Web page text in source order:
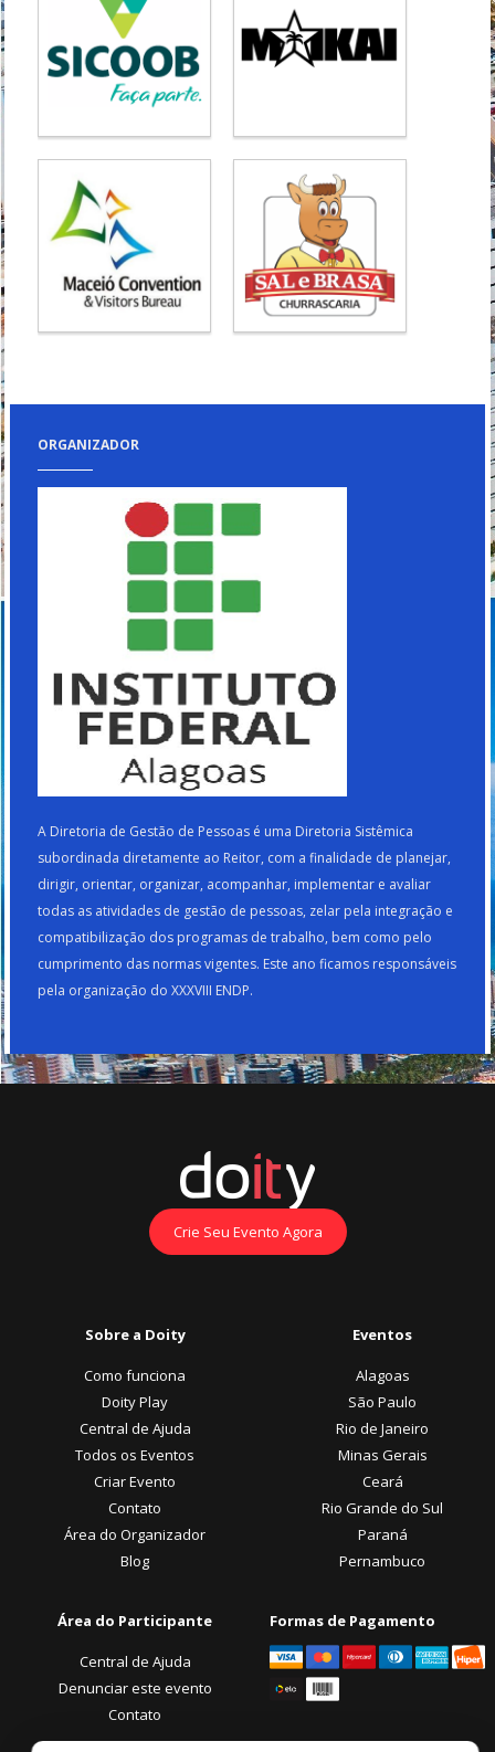
ORGANIZADOR
A Diretoria de Gestão de Pessoas é uma Diretoria Sistêmica
subordinada diretamente ao Reitor, com a finalidade de planejar,
dirigir, orientar, organizar, acompanhar, implementar e avaliar
todas as atividades de gestão de pessoas, zelar pela integração e
compatibilização dos programas de trabalho, bem como pelo
cumprimento das normas vigentes. Este ano ficamos responsáveis
pela organização do XXXVIII ENDP.
Crie Seu Evento Agora
Sobre a Doity
Como funciona
Doity Play
Central de Ajuda
Todos os Eventos
Criar Evento
Contato
Área do Organizador
Blog
Eventos
Alagoas
São Paulo
Rio de Janeiro
Minas Gerais
Ceará
Rio Grande do Sul
Paraná
Pernambuco
Área do Participante
Central de Ajuda
Denunciar este evento
Contato
Formas de Pagamento